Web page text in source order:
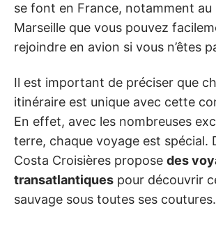
se font en France, notamment
Marseille que vous pouvez
rejoindre en avion si vous n’êtes
Il est important de préciser que
itinéraire est unique avec cette
En effet, avec les nombreuses
terre, chaque voyage est spécial.
Costa Croisières propose des
transatlantiques pour découvrir
sauvage sous toutes ses coutures.